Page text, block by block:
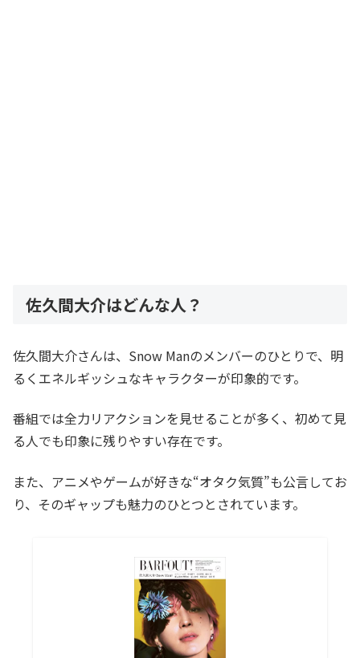
佐久間大介はどんな人？
佐久間大介さんは、Snow Manのメンバーのひとりで、明
るくエネルギッシュなキャラクターが印象的です。
番組では全力リアクションを見せることが多く、初めて見
る人でも印象に残りやすい存在です。
また、アニメやゲームが好きな“オタク気質”も公言してお
り、そのギャップも魅力のひとつとされています。